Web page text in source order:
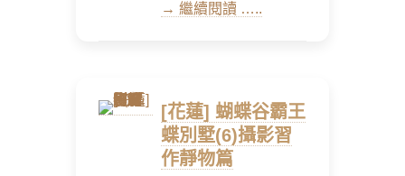
→ 繼續閱讀 …..
[花蓮] 蝴蝶谷霸王
蝶別墅(6)攝影習
作靜物篇